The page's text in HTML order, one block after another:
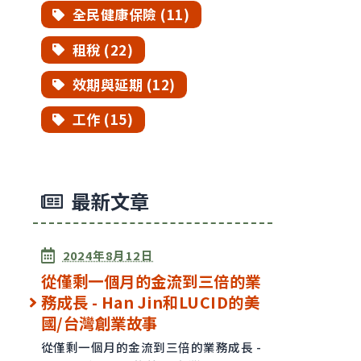
全民健康保險 (11)
租稅 (22)
效期與延期 (12)
工作 (15)
最新文章
已發表2024年8月12日
從僅剩一個月的金流到三倍的業
務成長 - Han Jin和LUCID的美
國/台灣創業故事
從僅剩一個月的金流到三倍的業務成長 -